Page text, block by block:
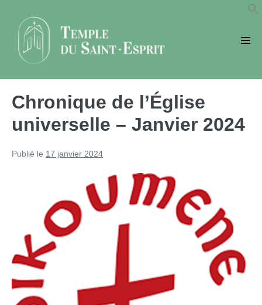
contenu
Chronique de l’Église
universelle – Janvier 2024
Publié le 17 janvier 2024